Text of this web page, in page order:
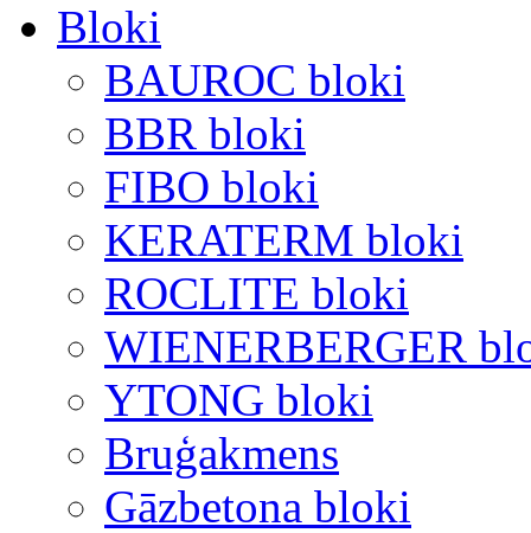
Bloki
BAUROC bloki
BBR bloki
FIBO bloki
KERATERM bloki
ROCLITE bloki
WIENERBERGER
YTONG bloki
Bruģakmens
Gāzbetona bloki